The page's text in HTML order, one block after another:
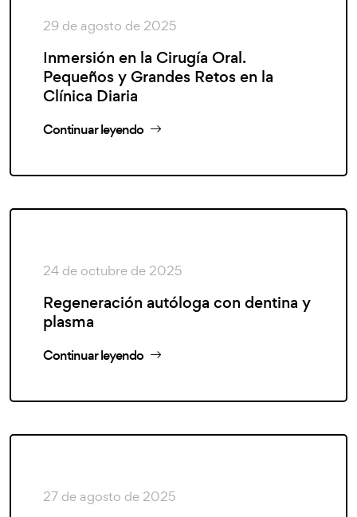
29 de agosto de 2025
Inmersión en la Cirugía Oral.
Pequeños y Grandes Retos en la
Clínica Diaria
Continuar leyendo
24 de octubre de 2025
Regeneración autóloga con dentina y
plasma
Continuar leyendo
27 de agosto de 2025